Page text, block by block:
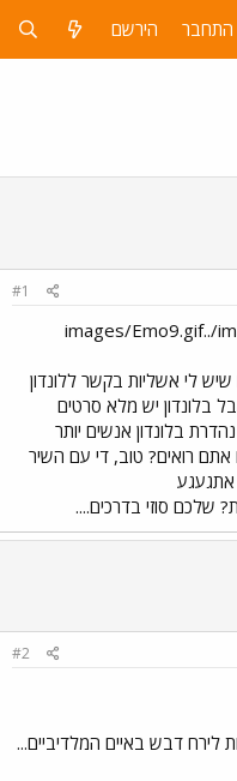
התחבר הירשם
#1
לי אשליות בקשר ללונדון
בלונדון יש מלא סרטים
נהדרת בלונדון אנשים יותר
אתם רואים? טוב, די עם השיר
אתגעגע
שלכם סוזי בדרכים....
#2
לירח דבש באיים המלדיביים...